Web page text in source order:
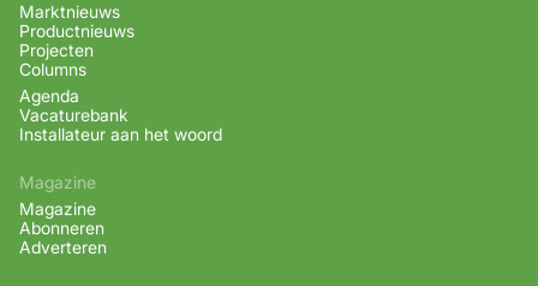
Marktnieuws
Productnieuws
Projecten
Columns
Agenda
Vacaturebank
Installateur aan het woord
Magazine
Magazine
Abonneren
Adverteren